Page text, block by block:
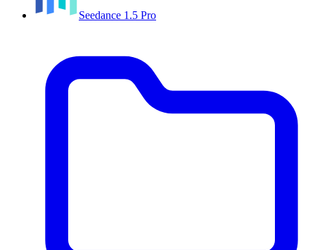
Seedance 1.5 Pro